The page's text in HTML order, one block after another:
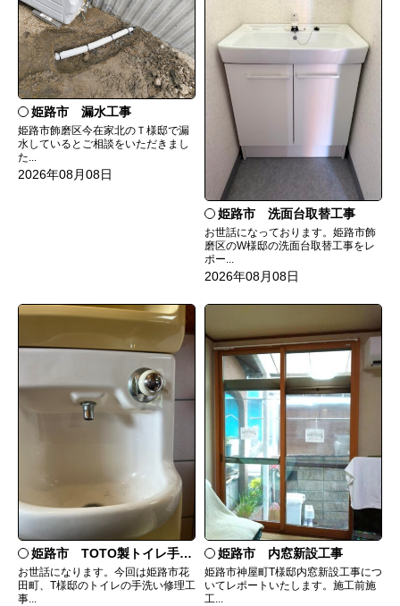
姫路市 漏水工事
姫路市飾磨区今在家北のＴ様邸で漏
水しているとご相談をいただきまし
た...
2026年08月08日
姫路市 洗面台取替工事
お世話になっております。姫路市飾
磨区のW様邸の洗面台取替工事をレ
ポー...
2026年08月08日
姫路市 TOTO製トイレ手洗いの水漏れ修理
お世話になります。今回は姫路市花
田町、T様邸のトイレの手洗い修理工
事...
姫路市 内窓新設工事
姫路市神屋町T様邸内窓新設工事につ
いてレポートいたします。施工前施
工...